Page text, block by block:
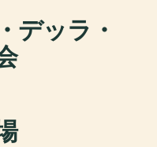
デッラ・